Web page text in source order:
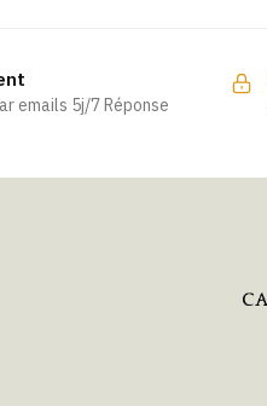
variations.
Les
peuvent
emails 5j/7 Réponse